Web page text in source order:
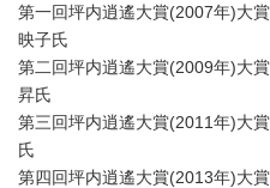
第一回坪内逍遙大賞(2007年)大
映子氏
第二回坪内逍遙大賞(2009年)大
昇氏
第三回坪内逍遙大賞(2011年)大
氏
第四回坪内逍遙大賞(2013年)大